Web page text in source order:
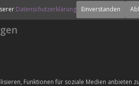
Datenschutzerklärung Einverstanden
Funktionen für soziale Medien anbieten